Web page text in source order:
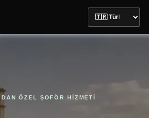
ÖZEL ŞOFÖR HIZMETI